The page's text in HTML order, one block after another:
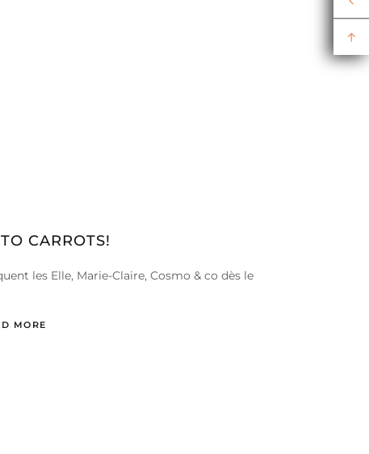
CARROTS!
les Elle, Marie-Claire, Cosmo & co dès le
MORE